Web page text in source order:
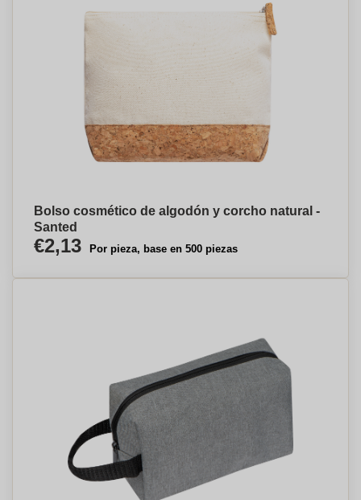
Bolso cosmético de algodón y corcho natural -
Santed
€2,13 Por pieza, base en 500 piezas